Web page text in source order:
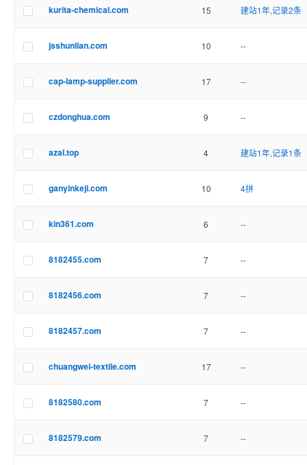
kurita-chemical.com 15 建站1年,记录2条
jsshunlian.com 10 --
cap-lamp-supplier.com 17 --
czdonghua.com 9 --
azal.top 4 建站1年,记录1条
ganyinkeji.com 10 4拼
kin361.com 6 --
8182455.com 7 --
8182456.com 7 --
8182457.com 7 --
chuangwei-textile.com 17 --
8182580.com 7 --
8182579.com 7 --